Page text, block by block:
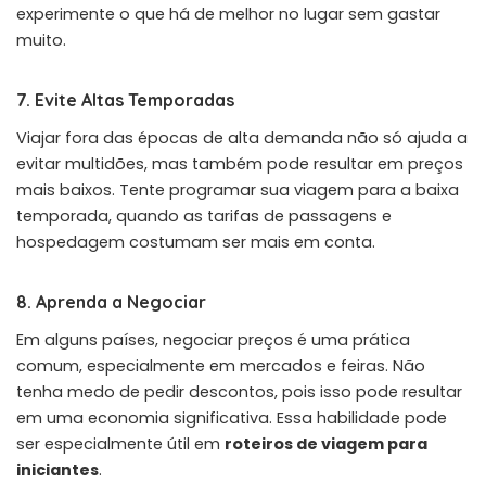
experimente o que há de melhor no lugar sem gastar
muito.
7. Evite Altas Temporadas
Viajar fora das épocas de alta demanda não só ajuda a
evitar multidões, mas também pode resultar em preços
mais baixos. Tente programar sua viagem para a baixa
temporada, quando as tarifas de passagens e
hospedagem costumam ser mais em conta.
8. Aprenda a Negociar
Em alguns países, negociar preços é uma prática
comum, especialmente em mercados e feiras. Não
tenha medo de pedir descontos, pois isso pode resultar
em uma economia significativa. Essa habilidade pode
ser especialmente útil em roteiros de viagem para
iniciantes.